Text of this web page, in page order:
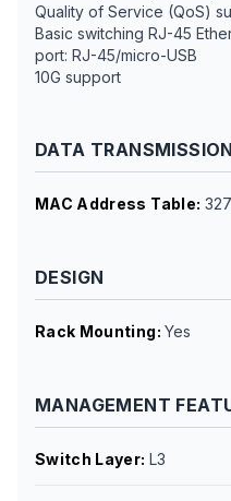
Quality of Service (QoS)
Basic switching RJ-45
port: RJ-45/micro-USB
10G support
DATA TRANSMISSION
MAC Address Table:
DESIGN
Rack Mounting:Yes
MANAGEMENT
Switch Layer: L3